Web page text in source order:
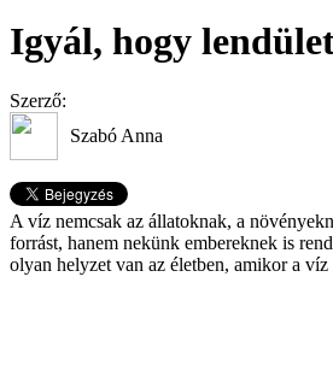
Igyál, hogy
Szerző:
Szabó Anna
A víz nemcsak az állatoknak, a
forrást, hanem nekünk embereknek is
olyan helyzet van az életben, amikor a